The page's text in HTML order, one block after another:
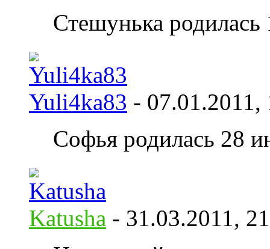
Стешунька
Yuli4ka83 - 07.01.2011,
Софья родилась 28
Katusha - 31.03.2011,